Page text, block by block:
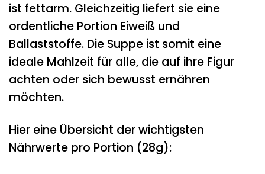
ist fettarm. Gleichzeitig liefert sie eine
ordentliche Portion Eiweiß und
Ballaststoffe. Die Suppe ist somit eine
ideale Mahlzeit für alle, die auf ihre Figur
achten oder sich bewusst ernähren
möchten.
Hier eine Übersicht der wichtigsten
Nährwerte pro Portion (28g):